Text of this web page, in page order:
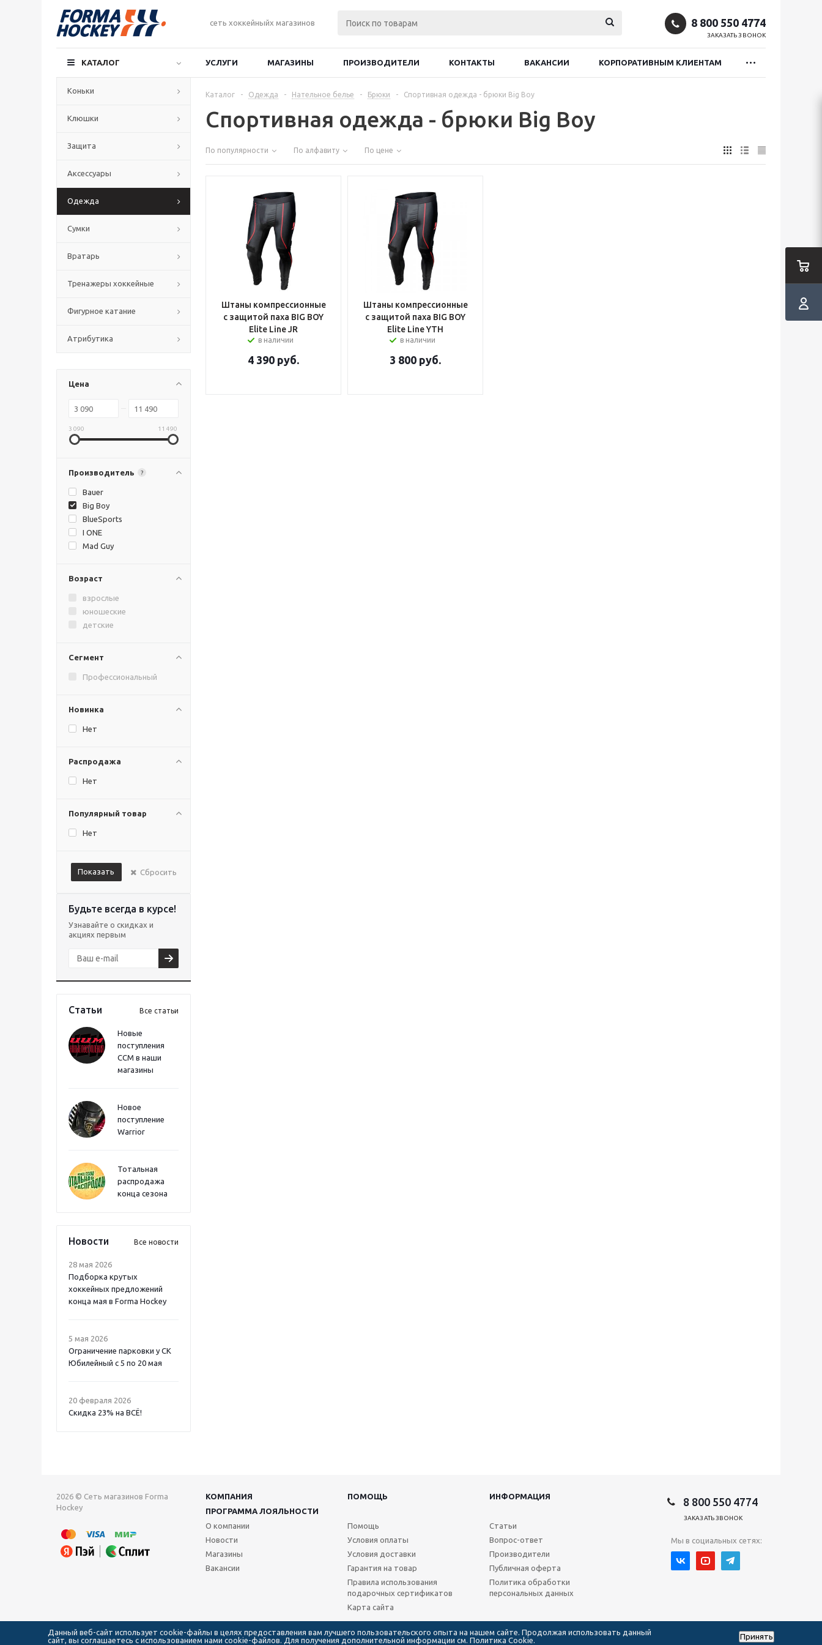
сеть хоккейныйх магазинов 8 800 550 4774
ЗАКАЗАТЬ ЗВОНОК
КАТАЛОГ УСЛУГИ МАГАЗИНЫ ПРОИЗВОДИТЕЛИ КОНТАКТЫ ВАКАНСИИ КОРПОРАТИВНЫМ КЛИЕНТАМ
Коньки
Клюшки
Защита
Аксессуары
Одежда
Сумки
Вратарь
Тренажеры хоккейные
Фигурное катание
Атрибутика
Цена
3 090 11 490
Производитель ?
Bauer
Big Boy
BlueSports
I ONE
Mad Guy
Возраст
взрослые
юношеские
детские
Сегмент
Профессиональный
Новинка
Нет
Распродажа
Нет
Популярный товар
Нет
Показать Сбросить
Будьте всегда в курсе!
Узнавайте о скидках и
акциях первым
Статьи Все статьи
Новые
поступления
CCM в наши
магазины
Новое
поступление
Warrior
Тотальная
распродажа
конца сезона
Новости Все новости
28 мая 2026
Подборка крутых
хоккейных предложений
конца мая в Forma Hockey
5 мая 2026
Ограничение парковки у СК
Юбилейный с 5 по 20 мая
20 февраля 2026
Скидка 23% на ВСË!
Каталог - Одежда - Нательное белье - Брюки - Спортивная одежда - брюки Big Boy
Спортивная одежда - брюки Big Boy
По популярности По алфавиту По цене
Штаны компрессионные
с защитой паха BIG BOY
Elite Line JR
в наличии
4 390 руб.
Штаны компрессионные
с защитой паха BIG BOY
Elite Line YTH
в наличии
3 800 руб.
2026 © Сеть магазинов Forma
Hockey
КОМПАНИЯ ПОМОЩЬ
ИНФОРМАЦИЯ
ПРОГРАММА ЛОЯЛЬНОСТИ
О компании
Новости
Магазины
Вакансии
Помощь
Условия оплаты
Условия доставки
Гарантия на товар
Правила использования
подарочных сертификатов
Карта сайта
Статьи
Вопрос-ответ
Производители
Публичная оферта
Политика обработки
персональных данных
8 800 550 4774
ЗАКАЗАТЬ ЗВОНОК
Мы в социальных сетях:
Данный веб-сайт использует cookie-файлы в целях предоставления вам лучшего пользовательского опыта на нашем сайте. Продолжая использовать данный
сайт, вы соглашаетесь с использованием нами cookie-файлов. Для получения дополнительной информации см. Политика Cookie. Принять